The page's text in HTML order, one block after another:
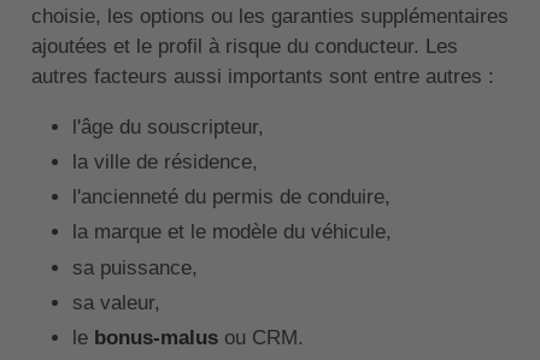
choisie, les options ou les garanties supplémentaires
ajoutées et le profil à risque du conducteur. Les
autres facteurs aussi importants sont entre autres :
l'âge du souscripteur,
la ville de résidence,
l'ancienneté du permis de conduire,
la marque et le modèle du véhicule,
sa puissance,
sa valeur,
le bonus-malusou CRM.